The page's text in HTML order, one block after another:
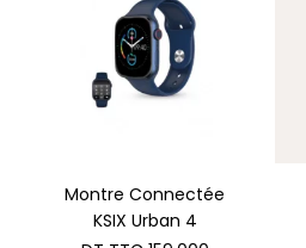
Montre Connectée
KSIX Urban 4